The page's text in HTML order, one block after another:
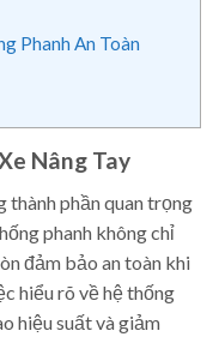
Phanh An Toàn
Nâng Tay
thành phần quan trọng
phanh không chỉ
đảm bảo an toàn khi
hiểu rõ về hệ thống
hiệu suất và giảm